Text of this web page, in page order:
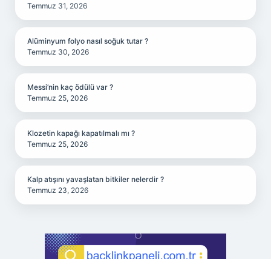
Temmuz 31, 2026
Alüminyum folyo nasıl soğuk tutar ?
Temmuz 30, 2026
Messi’nin kaç ödülü var ?
Temmuz 25, 2026
Klozetin kapağı kapatılmalı mı ?
Temmuz 25, 2026
Kalp atışını yavaşlatan bitkiler nelerdir ?
Temmuz 23, 2026